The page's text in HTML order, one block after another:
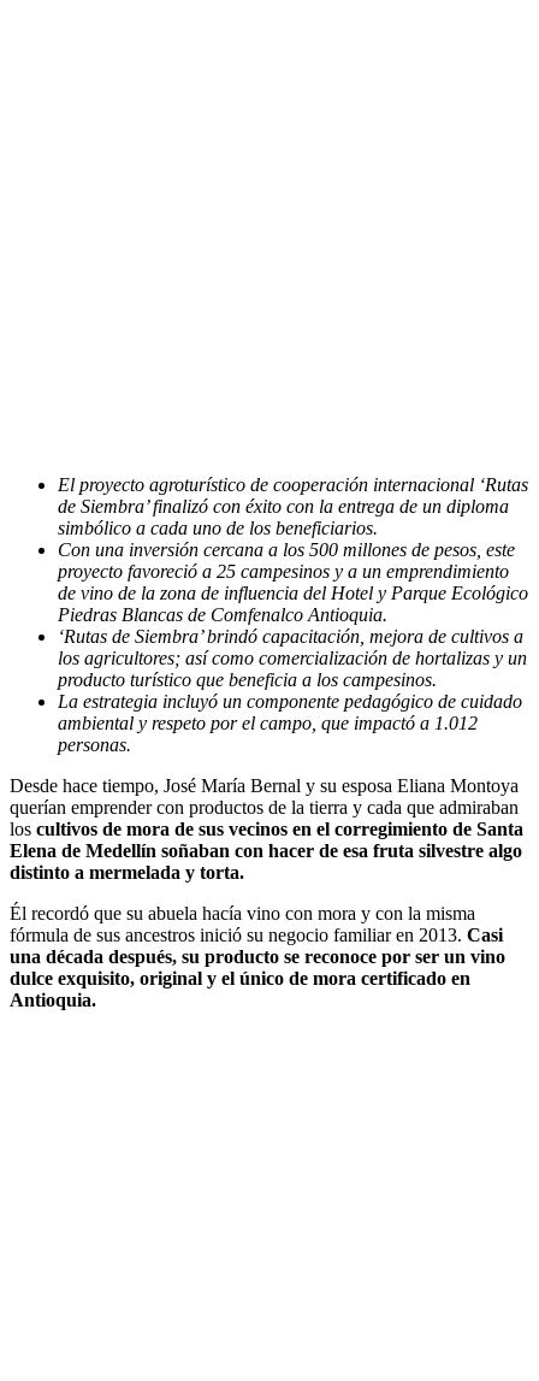
El proyecto agroturístico de cooperación internacional ‘Rutas
de Siembra’ finalizó con éxito con la entrega de un diploma
simbólico a cada uno de los beneficiarios.
Con una inversión cercana a los 500 millones de pesos, este
proyecto favoreció a 25 campesinos y a un emprendimiento
de vino de la zona de influencia del Hotel y Parque Ecológico
Piedras Blancas de Comfenalco Antioquia.
‘Rutas de Siembra’ brindó capacitación, mejora de cultivos a
los agricultores; así como comercialización de hortalizas y un
producto turístico que beneficia a los campesinos.
La estrategia incluyó un componente pedagógico de cuidado
ambiental y respeto por el campo, que impactó a 1.012
personas.
Desde hace tiempo, José María Bernal y su esposa Eliana Montoya
querían emprender con productos de la tierra y cada que admiraban
los cultivos de mora de sus vecinos en el corregimiento de Santa
Elena de Medellín soñaban con hacer de esa fruta silvestre algo
distinto a mermelada y torta.
Él recordó que su abuela hacía vino con mora y con la misma
fórmula de sus ancestros inició su negocio familiar en 2013. Casi
una década después, su producto se reconoce por ser un vino
dulce exquisito, original y el único de mora certificado en
Antioquia.